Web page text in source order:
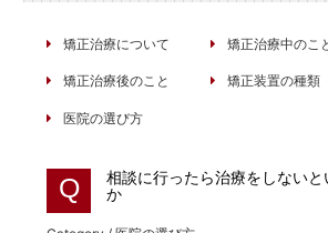
矯正治療について 矯正治療中のこ
矯正治療後のこと 矯正装置の種類
医院の選び方
Q
相談に行ったら治療をしないと
か